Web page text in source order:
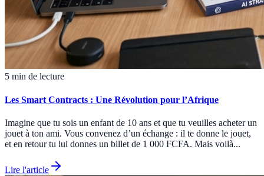
5 min de lecture
Les Smart Contracts : Une Révolution pour l’Afrique
Imagine que tu sois un enfant de 10 ans et que tu veuilles acheter un
jouet à ton ami. Vous convenez d’un échange : il te donne le jouet,
et en retour tu lui donnes un billet de 1 000 FCFA. Mais voilà...
Lire l'article